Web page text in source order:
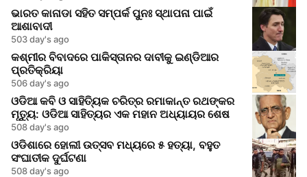
ଭାରତ କାନାଡା ସହିତ ସମ୍ପର୍କ ପୁନଃ ସ୍ଥାପନା ପାଇଁ
ଆଶାବାଦୀ
503 day's ago
କଶ୍ମୀର ବିବାଦରେ ପାକିସ୍ତାନର ଦାବୀକୁ ଇଣ୍ଡିଆର
ପ୍ରତିକ୍ରିୟା
506 day's ago
ଓଡିଆ କବି ଓ ସାହିତ୍ୟିକ ଚରିତ୍ର ରମାକାନ୍ତ ରଥଙ୍କର
ମୃତ୍ୟୁ: ଓଡିଆ ସାହିତ୍ୟର ଏକ ମହାନ ଅଧ୍ୟାୟର ଶେଷ
508 day's ago
ଓଡିଶାରେ ହୋଲୀ ଉତ୍ସବ ମଧ୍ୟରେ ୫ ହତ୍ୟା, ବହୁତ
ସଂଘାତୀକ ଦୁର୍ଘଟଣା
508 day's ago